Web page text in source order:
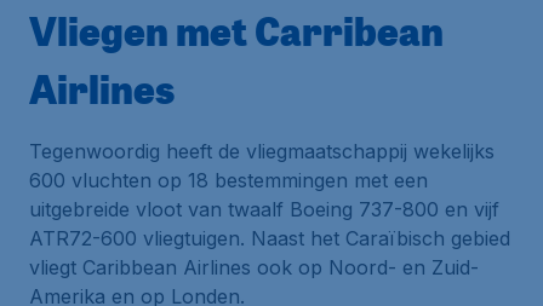
Vliegen met Carribean
Airlines
Tegenwoordig heeft de vliegmaatschappij wekelijks
600 vluchten op 18 bestemmingen met een
uitgebreide vloot van twaalf Boeing 737-800 en vijf
ATR72-600 vliegtuigen. Naast het Caraïbisch gebied
vliegt Caribbean Airlines ook op Noord- en Zuid-
Amerika en op Londen.